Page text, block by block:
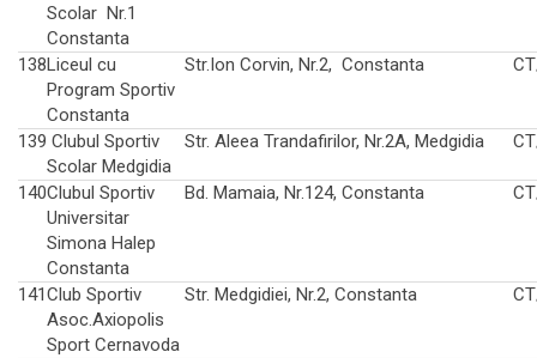
Scolar Nr.1
Constanta
138Liceul cu
Program Sportiv
Constanta
Str.Ion Corvin, Nr.2, Constanta
139 Clubul Sportiv
Scolar Medgidia
Str. Aleea Trandafirilor, Nr.2A, Medgidia
140Clubul Sportiv
Universitar
Simona Halep
Constanta
Bd. Mamaia, Nr.124, Constanta
141Club Sportiv
Asoc.Axiopolis
Sport Cernavoda
Str. Medgidiei, Nr.2, Constanta